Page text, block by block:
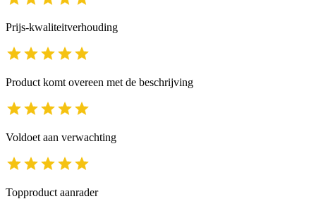
Prijs-kwaliteitverhouding
Product komt overeen met de beschrijving
Voldoet aan verwachting
Topproduct aanrader